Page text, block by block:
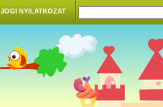
JOGI NYILATKOZAT